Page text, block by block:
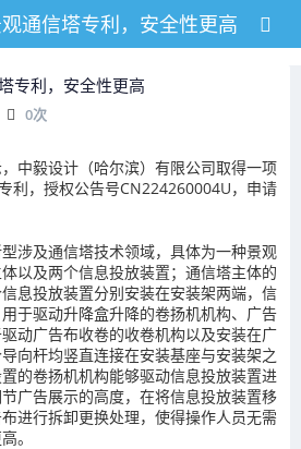
通信塔专利，安全性更高
专利，安全性更高
0次
中毅设计（哈尔滨）有限公司取得一项
利，授权公告号CN224260004U，申请
涉及通信塔技术领域，具体为一种景观
以及两个信息投放装置；通信塔主体的
息投放装置分别安装在安装架两端，信
于驱动升降盒升降的卷扬机机构、广告
动广告布收卷的收卷机构以及安装在广
向杆均竖直连接在安装基座与安装架之
的卷扬机机构能够驱动信息投放装置进
广告展示的高度，在将信息投放装置移
进行拆卸更换处理，使得操作人员无需
。